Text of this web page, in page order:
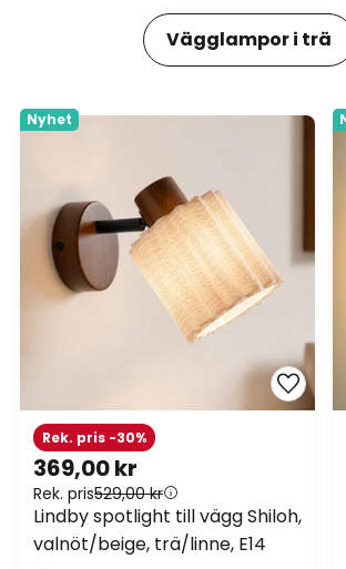
Vägglampor i trä
Nyhet
369,00 kr
Rek. pris529,00 kr
Rek. pris -30%
Lindby spotlight till vägg Shiloh,
valnöt/beige, trä/linne, E14